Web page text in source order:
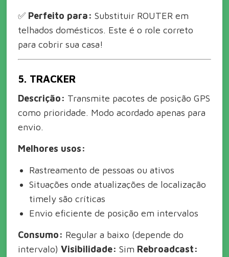
✅ Perfeito para: Substituir ROUTER em
telhados domésticos. Este é o role correto
para cobrir sua casa!
5. TRACKER
Descrição: Transmite pacotes de posição GPS
como prioridade. Modo acordado apenas para
envio.
Melhores usos:
Rastreamento de pessoas ou ativos
Situações onde atualizações de localização
timely são críticas
Envio eficiente de posição em intervalos
Consumo: Regular a baixo (depende do
intervalo)Visibilidade: Sim Rebroadcast: